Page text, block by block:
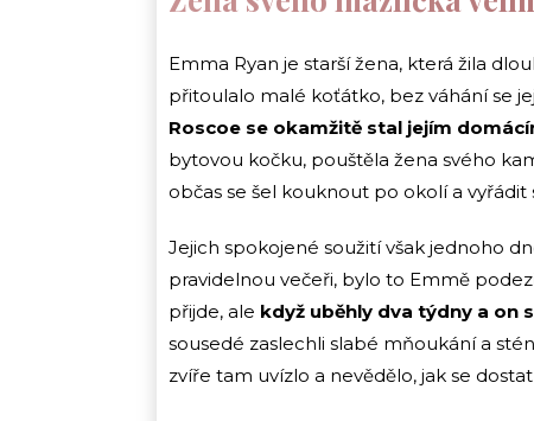
Emma Ryan je starší žena, která žila
přitoulalo malé koťátko, bez váhání se
Roscoe se okamžitě stal jejím
bytovou kočku, pouštěla žena svého
občas se šel kouknout po okolí a vyřádit
Jejich spokojené soužití však jednoho
pravidelnou večeři, bylo to Emmě
přijde, ale když uběhly dva týdny a on
sousedé zaslechli slabé mňoukání a
zvíře tam uvízlo a nevědělo, jak se